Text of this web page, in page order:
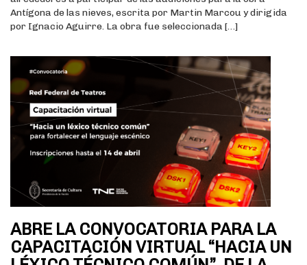
Antígona de las nieves, escrita por Martin Marcou y dirigida
por Ignacio Aguirre. La obra fue seleccionada […]
ABRE LA CONVOCATORIA PARA LA
CAPACITACIÓN VIRTUAL “HACIA UN